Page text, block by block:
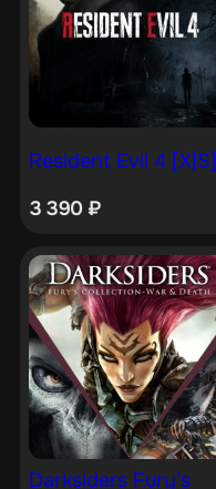
Resident Evil 4 [X|S]
3 390 ₽
Darksiders Fury’s